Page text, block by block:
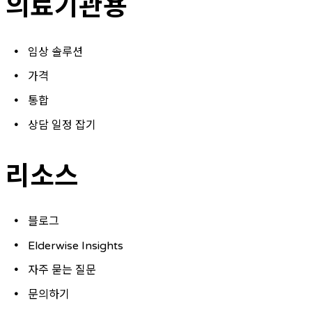
의료기관용
임상 솔루션
가격
통합
상담 일정 잡기
리소스
블로그
Elderwise Insights
자주 묻는 질문
문의하기